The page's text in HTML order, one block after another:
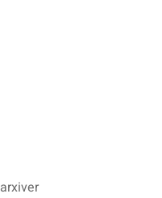
arxiver